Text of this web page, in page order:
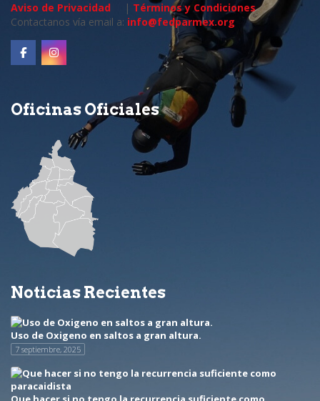
Aviso de Privacidad | Términos y Condiciones
Contactanos vía email a: info@fedparmex.org
Oficinas Oficiales
Noticias Recientes
Uso de Oxigeno en saltos a gran altura.
7 septiembre, 2025